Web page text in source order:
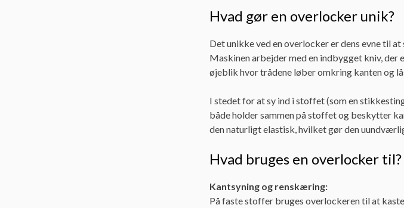
Hvad gør en overlocker unik?
Det unikke ved en overlocker er dens evne til
Maskinen arbejder med en indbygget kniv,
øjeblik hvor trådene løber omkring kanten og
I stedet for at sy ind i stoffet (som en
både holder sammen på stoffet og beskytter
den naturligt elastisk, hvilket gør den
Hvad bruges en overlocker til?
Kantsyning og renskæring:
På faste stoffer bruges overlockeren til at